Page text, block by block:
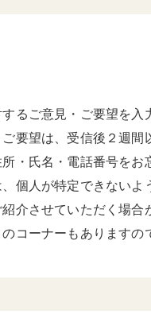
支援
募集
るご意見・ご要望を入
要望は、受信後２週間
・氏名・電話番号をお
個人が特定できないよ
介させていただく場合
のコーナーもありますの